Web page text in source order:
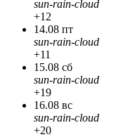
sun-rain-cloud
+12
14.08 пт
sun-rain-cloud
+11
15.08 сб
sun-rain-cloud
+19
16.08 вс
sun-rain-cloud
+20